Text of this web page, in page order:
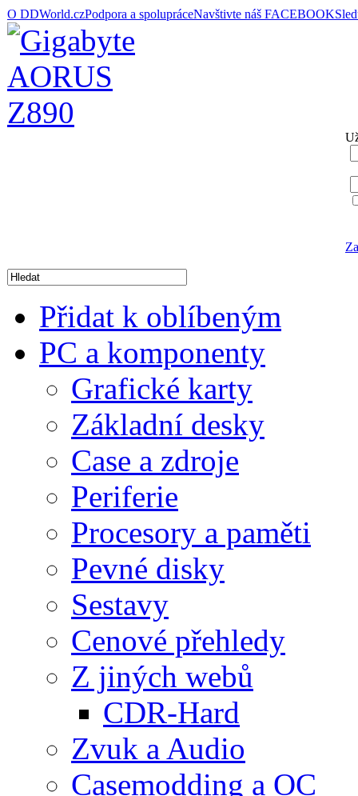
O DDWorld.czPodpora a spolupráceNavštivte náš FACEBOOK
Přidat k oblíbeným
PC a komponenty
Grafické karty
Základní desky
Case a zdroje
Periferie
Procesory a paměti
Pevné disky
Sestavy
Cenové přehledy
Z jiných webů
CDR-Hard
Zvuk a Audio
Casemodding a OC